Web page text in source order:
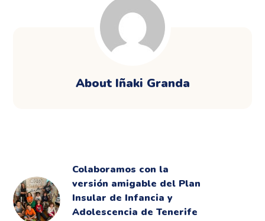
About Iñaki Granda
Colaboramos con la
versión amigable del Plan
Insular de Infancia y
Adolescencia de Tenerife